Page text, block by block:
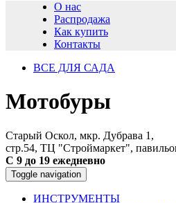
О нас
Распродажа
Как купить
Контакты
ВСЕ ДЛЯ САДА
Мотобуры
Старый Оскол, мкр. Дубрава 1,
стр.54, ТЦ "Строймаркет",
С 9 до 19 ежедневно
Toggle navigation
ИНСТРУМЕНТЫ